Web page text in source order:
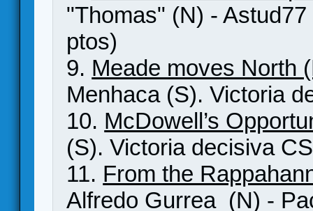
"Thomas" (N) -
ptos)
9. Meade moves North
Menhaca (S). Victoria
10. McDowell’s
(S). Victoria decisiva
11. From the
Alfredo Gurrea (N) -